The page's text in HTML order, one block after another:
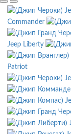
Commander
Jeep Liberty
Patriot